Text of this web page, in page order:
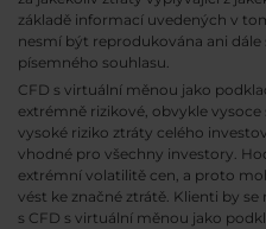
základě informací uvedených v
nesmí být reprodukována ani
písemného souhlasu.
CFD s virtuální měnou jako
extrémně rizikové, obvykle
vysoké riziko ztráty celého
vhodné pro všechny investory.
extrémní volatilitě cen, a proto
vést ke značné ztrátě. Klienti by
s CFD s virtuální měnou jako